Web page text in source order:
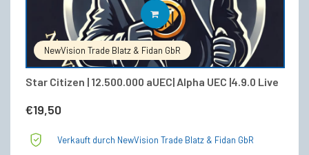
NewVision Trade Blatz & Fidan GbR
Star Citizen | 12.500.000 aUEC| Alpha UEC |4.9.0 Live
€19,50
IN DEN WARENKORB
Verkauft durch NewVision Trade Blatz & Fidan GbR